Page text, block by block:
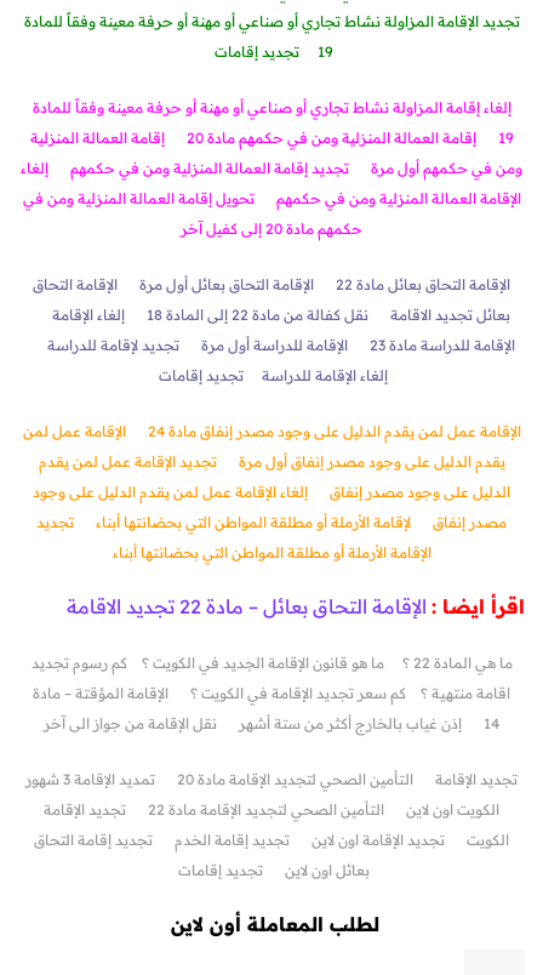
تجديد الإقامة المزاولة نشاط تجاري أو صناعي أو مهنة أو حرفة معينة وفقاً للمادة
19 تجديد إقامات
إلغاء إقامة المزاولة نشاط تجاري أو صناعي أو مهنة أو حرفة معينة وفقاً للمادة
19
إقامة العمالة المنزلية ومن في حكمهم مادة 20
إقامة العمالة المنزلية
ومن في حكمهم أول مرة
تجديد إقامة العمالة المنزلية ومن في حكمهم
إلغاء
الإقامة العمالة المنزلية ومن في حكمهم
تحويل إقامة العمالة المنزلية ومن في
حكمهم مادة 20 إلى كفيل آخر
الإقامة التحاق بعائل مادة 22 الإقامة التحاق بعائل أول مرة
الإقامة التحاق
بعائل تجديد الاقامة
نقل كفالة من مادة 22 إلى المادة 18
إلغاء الإقامة
الإقامة للدراسة مادة 23
الإقامة للدراسة أول مرة
تجديد لإقامة للدراسة
إلغاء الإقامة للدراسة تجديد إقامات
الإقامة عمل لمن يقدم الدليل على وجود مصدر إنفاق مادة 24
الإقامة عمل لمن
يقدم الدليل على وجود مصدر إنفاق أول مرة
تجديد الإقامة عمل لمن يقدم
الدليل على وجود مصدر إنفاق
إلغاء الإقامة عمل لمن يقدم الدليل على وجود
مصدر إنفاق
لإقامة الأرملة أو مطلقة المواطن التي بحضانتها أبناء
تجديد
الإقامة الأرملة أو مطلقة المواطن التي بحضانتها أبناء
اقرأ ايضا : الإقامة التحاق بعائل – مادة 22 تجديد الاقامة
ما هي المادة 22 ؟ ما هو قانون الإقامة الجديد في الكويت ؟
كم رسوم تجديد
اقامة منتهية ؟
كم سعر تجديد الإقامة في الكويت ؟ الإقامة المؤقتة – مادة
14
إذن غياب بالخارج أكثر من ستة أشهر نقل الإقامة من جواز الى آخر
تجديد الإقامة التأمين الصحي لتجديد الإقامة مادة 20
تمديد الإقامة 3 شهور
الكويت اون لاين
التأمين الصحي لتجديد الإقامة مادة 22
تجديد الإقامة
الكويت
تجديد الإقامة اون لاين تجديد إقامة الخدم
تجديد إقامة التحاق
بعائل اون لاين تجديد إقامات
لطلب المعاملة أون لاين